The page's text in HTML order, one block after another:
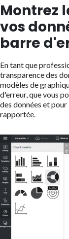
Montrez
vos
barre
En tant que
transparence des
modèles de
d'erreur, que vous
des données et
rapportée.